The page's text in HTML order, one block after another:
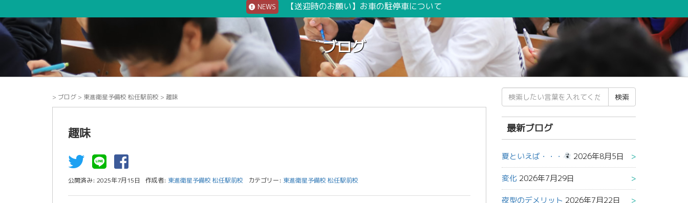
NEWS 【送迎時のお願い】お車の駐停車について
ブログ
> ブログ > 東進衛星予備校 松任駅前校 > 趣味
趣味
公開済み: 2025年7月15日 作成者: 東進衛星予備校 松任駅前校 カテゴリー: 東進衛星予備校 松任駅前校
検
索
結
果:
最新ブログ
夏といえば・・・ 2026年8月5日
変化 2026年7月29日
夜型のデメリット 2026年7月22日